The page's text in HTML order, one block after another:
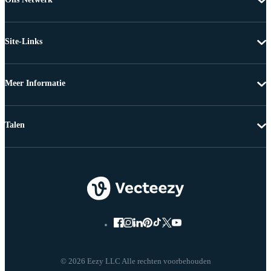
Site-Links
Meer Informatie
© 2026 Eezy LLC Alle rechten voorbehouden
Talen